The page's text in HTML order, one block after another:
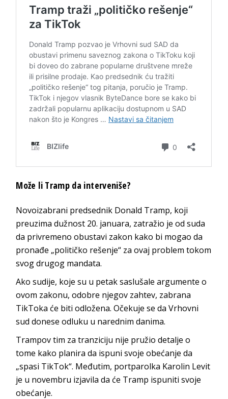
Može li Tramp da interveniše?
Novoizabrani predsednik Donald Tramp, koji
preuzima dužnost 20. januara, zatražio je od suda
da privremeno obustavi zakon kako bi mogao da
pronađe „političko rešenje“ za ovaj problem tokom
svog drugog mandata.
Ako sudije, koje su u petak saslušale argumente o
ovom zakonu, odobre njegov zahtev, zabrana
TikToka će biti odložena. Očekuje se da Vrhovni
sud donese odluku u narednim danima.
Trampov tim za tranziciju nije pružio detalje o
tome kako planira da ispuni svoje obećanje da
„spasi TikTok“. Međutim, portparolka Karolin Levit
je u novembru izjavila da će Tramp ispuniti svoje
obećanje.